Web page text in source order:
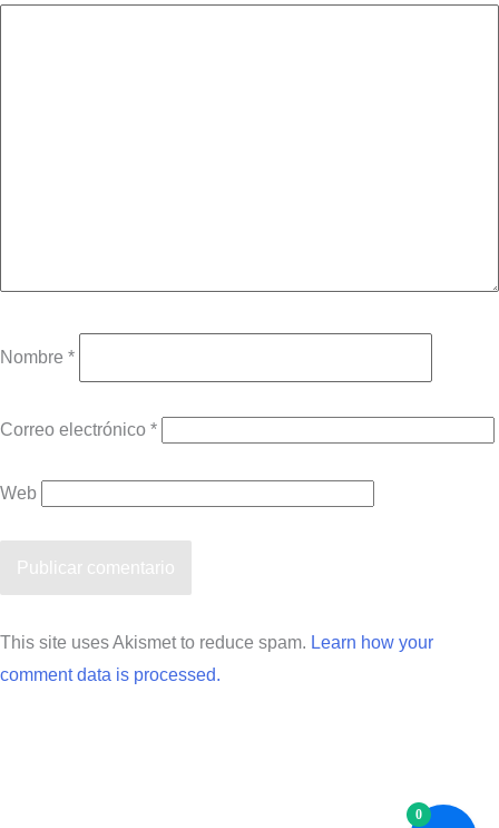
Nombre *
Correo electrónico *
Web
This site uses Akismet to reduce spam. Learn how your
comment data is processed.
0